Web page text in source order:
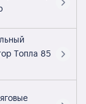
Топла 85